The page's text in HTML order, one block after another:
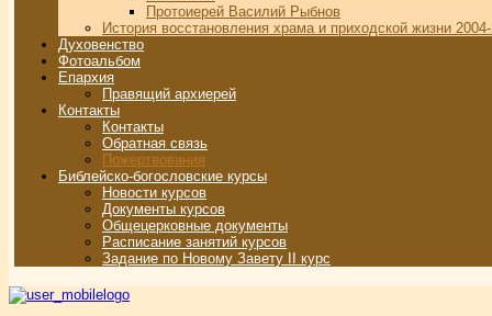
Протоиерей Василий Рыбнов
История восстановления храма и приходской жизни
Духовенство
Фотоальбом
Епархия
Правящий архиерей
Контакты
Контакты
Обратная связь
Пожертвования
Библейско-богословские курсы
Новости курсов
Документы курсов
Общецерковные документы
Расписание занятий курсов
Задание по Новому Завету II курс